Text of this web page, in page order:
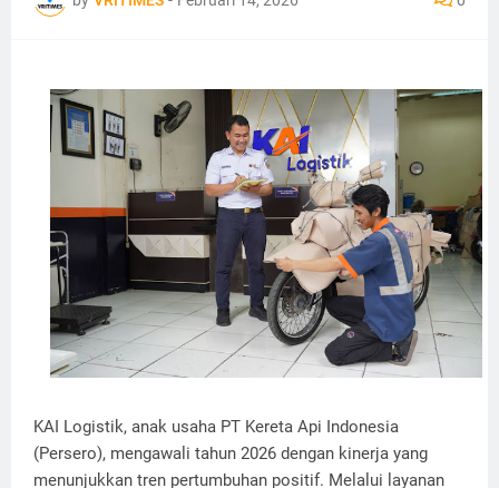
KAI Logistik, anak usaha PT Kereta Api Indonesia
(Persero), mengawali tahun 2026 dengan kinerja yang
menunjukkan tren pertumbuhan positif. Melalui layanan